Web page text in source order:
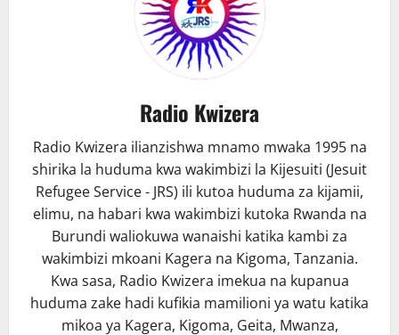
Radio Kwizera
Radio Kwizera ilianzishwa mnamo mwaka 1995 na
shirika la huduma kwa wakimbizi la Kijesuiti (Jesuit
Refugee Service - JRS) ili kutoa huduma za kijamii,
elimu, na habari kwa wakimbizi kutoka Rwanda na
Burundi waliokuwa wanaishi katika kambi za
wakimbizi mkoani Kagera na Kigoma, Tanzania.
Kwa sasa, Radio Kwizera imekua na kupanua
huduma zake hadi kufikia mamilioni ya watu katika
mikoa ya Kagera, Kigoma, Geita, Mwanza,